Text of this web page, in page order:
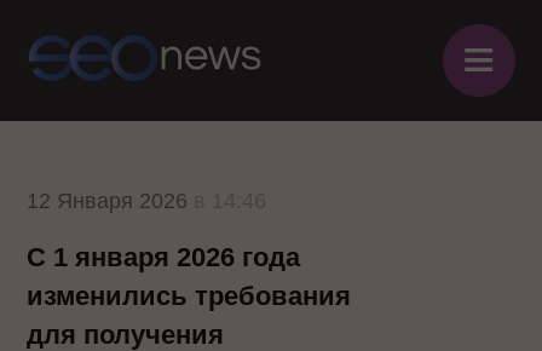
≡
12 Января 2026
С 1 января 2026 года
изменились требования
для получения